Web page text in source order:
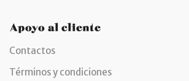
Apoyo al cliente
Contactos
Términos y condiciones